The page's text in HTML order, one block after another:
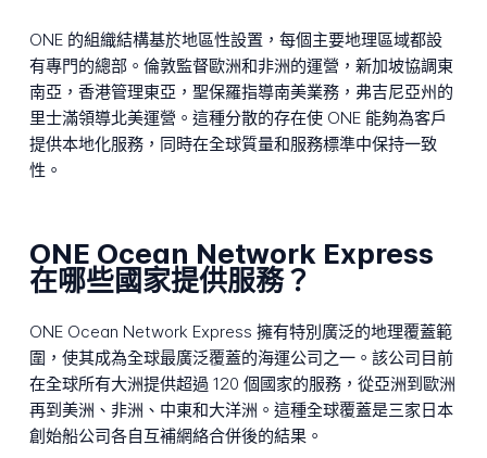
ONE 的組織結構基於地區性設置，每個主要地理區域都設
有專門的總部。倫敦監督歐洲和非洲的運營，新加坡協調東
南亞，香港管理東亞，聖保羅指導南美業務，弗吉尼亞州的
里士滿領導北美運營。這種分散的存在使 ONE 能夠為客戶
提供本地化服務，同時在全球質量和服務標準中保持一致
性。
ONE Ocean Network Express
在哪些國家提供服務？
ONE Ocean Network Express 擁有特別廣泛的地理覆蓋範
圍，使其成為全球最廣泛覆蓋的海運公司之一。該公司目前
在全球所有大洲提供超過 120 個國家的服務，從亞洲到歐洲
再到美洲、非洲、中東和大洋洲。這種全球覆蓋是三家日本
創始船公司各自互補網絡合併後的結果。